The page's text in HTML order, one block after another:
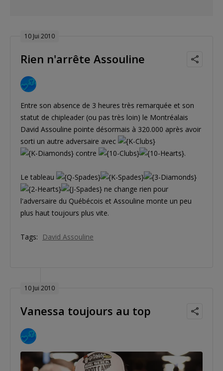
10 Jui 2010
Rien n'arrête Assouline
Entre son absence de 3 heures très remarquée et son
statut de chipleader (ou pas très loin) le Montréalais
David Assouline pointe désormais à 320.000 après avoir
sorti un autre adversaire avec
contre
.
Le tableau
ne change rien pour
l'adversaire du Québécois et Assouline monte un peu
plus haut toujours plus vite.
Tags: David Assouline
10 Jui 2010
Vanessa toujours au top